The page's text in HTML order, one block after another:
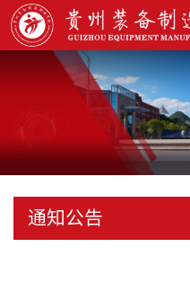
通知公告